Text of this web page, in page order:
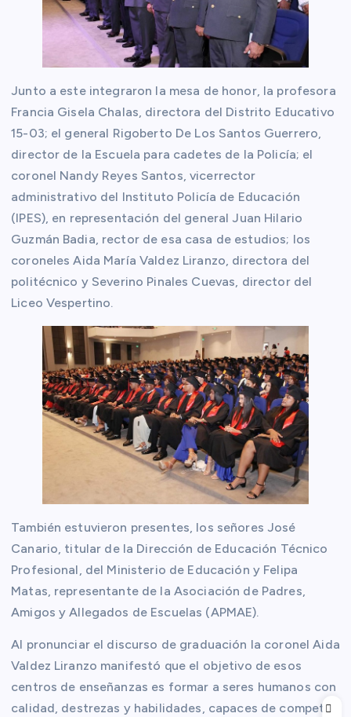
Junto a este integraron la mesa de honor, la profesora
Francia Gisela Chalas, directora del Distrito Educativo
15-03; el general Rigoberto De Los Santos Guerrero,
director de la Escuela para cadetes de la Policía; el
coronel Nandy Reyes Santos, vicerrector
administrativo del Instituto Policía de Educación
(IPES), en representación del general Juan Hilario
Guzmán Badia, rector de esa casa de estudios; los
coroneles Aida María Valdez Liranzo, directora del
politécnico y Severino Pinales Cuevas, director del
Liceo Vespertino.
También estuvieron presentes, los señores José
Canario, titular de la Dirección de Educación Técnico
Profesional, del Ministerio de Educación y Felipa
Matas, representante de la Asociación de Padres,
Amigos y Allegados de Escuelas (APMAE).
Al pronunciar el discurso de graduación la coronel Aida
Valdez Liranzo manifestó que el objetivo de esos
centros de enseñanzas es formar a seres humanos con
calidad, destrezas y habilidades, capaces de competir